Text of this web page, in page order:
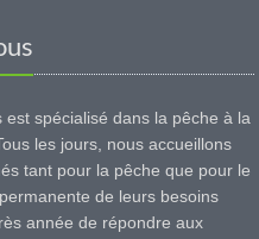
spécialisé dans la pêche à la
les jours, nous accueillons
tant pour la pêche que pour le
de leurs besoins
année de répondre aux